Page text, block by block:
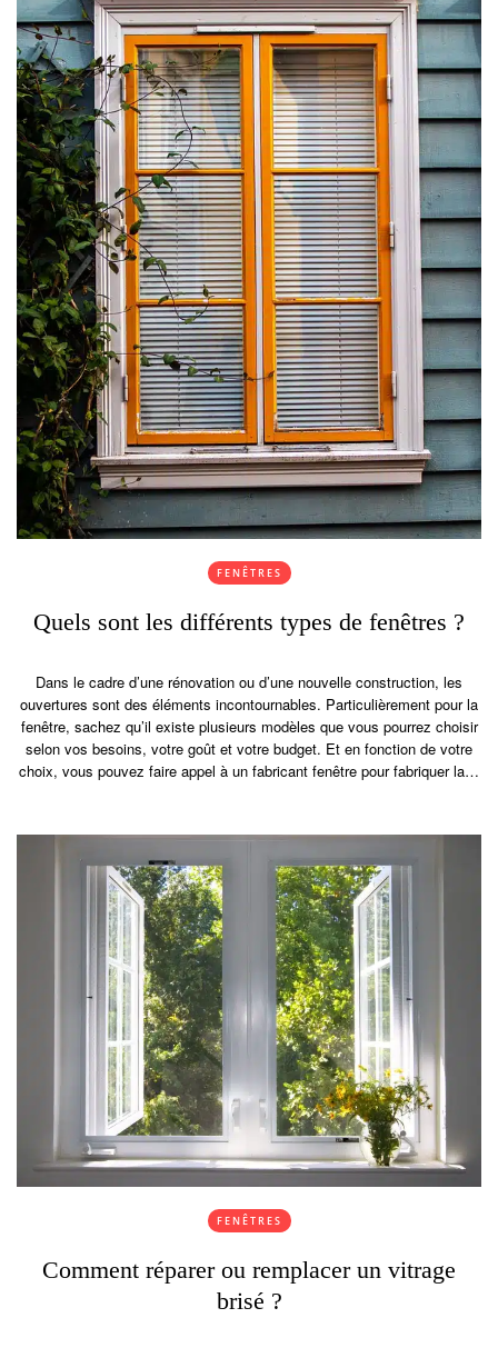
FENÊTRES
Quels sont les différents types de fenêtres ?
Dans le cadre d’une rénovation ou d’une nouvelle construction, les
ouvertures sont des éléments incontournables. Particulièrement pour la
fenêtre, sachez qu’il existe plusieurs modèles que vous pourrez choisir
selon vos besoins, votre goût et votre budget. Et en fonction de votre
choix, vous pouvez faire appel à un fabricant fenêtre pour fabriquer la…
FENÊTRES
Comment réparer ou remplacer un vitrage
brisé ?